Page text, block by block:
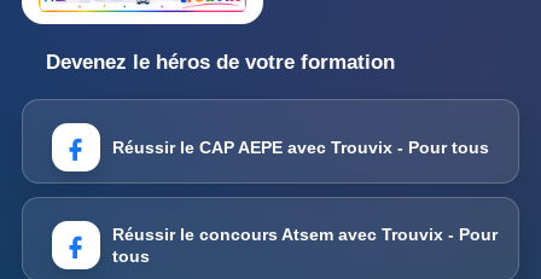
Devenez le héros de votre formation
Réussir le CAP AEPE avec Trouvix - Pour tous
Réussir le concours Atsem avec Trouvix - Pour
tous